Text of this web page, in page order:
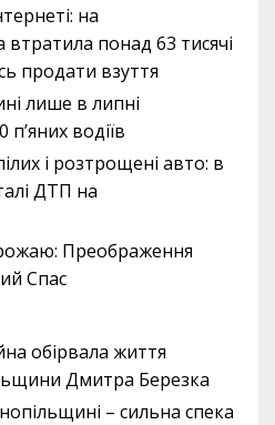
на
понад 63 тисячі
продати взуття
лише в липні
водіїв
і розтрощені авто: в
ДТП на
Преображення
Спас
обірвала життя
Дмитра Березка
– сильна спека